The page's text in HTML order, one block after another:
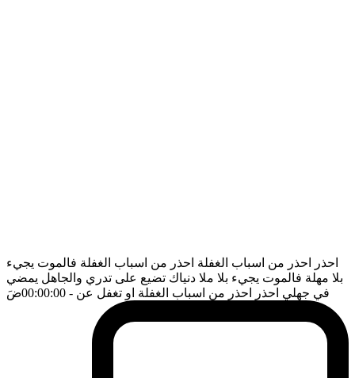
احذر احذر من اسباب الغفلة احذر من اسباب الغفلة فالموت يجيء
بلا مهلة فالموت يجيء بلا ملا دنياك تضيع على تدري والجاهل يمضي
في جهلي احذر احذر من اسباب الغفلة او تغفل عن - 00:00:00 ضَ